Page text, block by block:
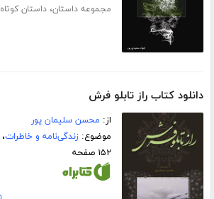
مجموعه داستان،داستان کوتاه
دانلود کتاب راز تابلو فرش
از: محسن سلیمان پور
موضوع:زندگی‌نامه و خاطرات،
۱۵۲ صفحه